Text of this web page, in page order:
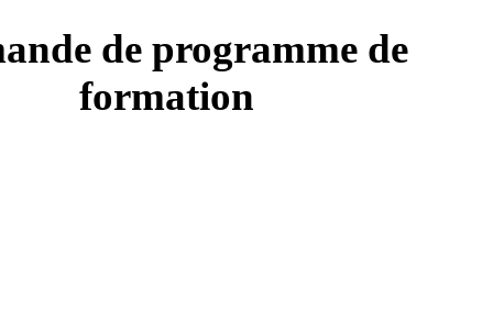
de programme de
formation